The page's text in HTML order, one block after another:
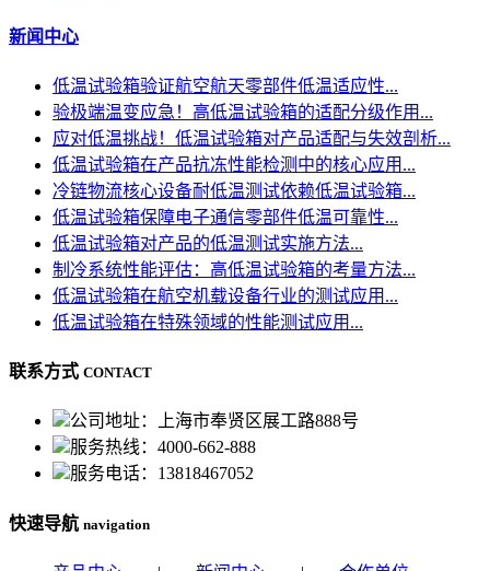
新闻中心
低温试验箱验证航空航天零部件低温适应性...
验极端温变应急！高低温试验箱的适配分级作用...
应对低温挑战！低温试验箱对产品适配与失效剖析...
低温试验箱在产品抗冻性能检测中的核心应用...
冷链物流核心设备耐低温测试依赖低温试验箱...
低温试验箱保障电子通信零部件低温可靠性...
低温试验箱对产品的低温测试实施方法...
制冷系统性能评估：高低温试验箱的考量方法...
低温试验箱在航空机载设备行业的测试应用...
低温试验箱在特殊领域的性能测试应用...
联系方式 CONTACT
公司地址：上海市奉贤区展工路888号
服务热线：4000-662-888
服务电话：13818467052
快速导航 navigation